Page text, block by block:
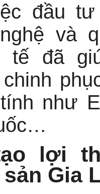
đầu
và
tế đã
như
lợi
Gia